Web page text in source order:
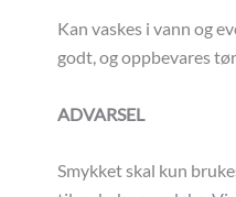
Kan vaskes i vann og
godt, og oppbevares
ADVARSEL
Smykket skal kun